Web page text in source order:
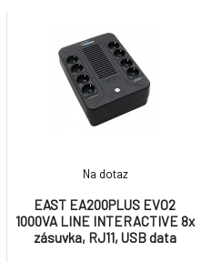
slabom osvetlení, pričom 140°
zorné pole zaisťuje komplexné
pokrytie. Palubná kamera je
dodávaná s magnetickým
držiakom pre jednoduchú
inštaláciu a v
EAST EA200PLUS EVO2
1000VA LINE INTERACTIVE 8x
zásuvka, RJ11, USB data
Na dotaz